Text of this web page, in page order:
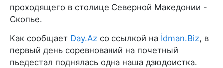
проходящего в столице Северной Македонии -
Скопье.
Как сообщает Day.Az со ссылкой на İdman.Biz, в
первый день соревнований на почетный
пьедестал поднялась одна наша дзюдоистка.